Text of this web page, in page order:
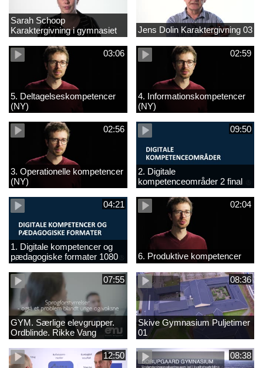
Sarah Schoop
Karaktergivning i gymnasiet
01
Jens Dolin Karaktergivning 03
03:06
5. Deltagelseskompetencer
(NY)
02:59
4. Informationskompetencer
(NY)
02:56
3. Operationelle kompetencer
(NY)
09:50
2. Digitale
kompetenceområder 2 final
(NY)
04:21
1. Digitale kompetencer og
pædagogiske formater 1080
final (ny)
02:04
6. Produktive kompetencer
07:55
GYM. Særlige elevgrupper.
Ordblinde. Rikke Vang
08:36
Skive Gymnasium Puljetimer
01
12:50 08:38